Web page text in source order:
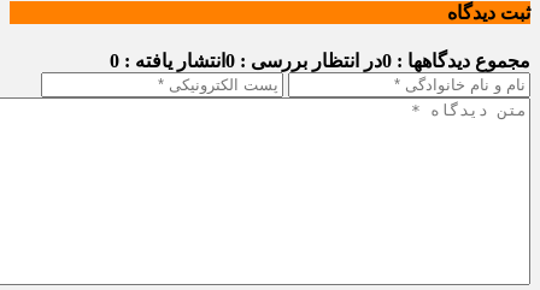
ثبت دیدگاه
مجموع دیدگاهها : 0 در انتظار بررسی : 0 انتشار یافته : 0